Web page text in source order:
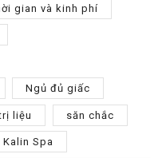
gian và kinh phí
Ngủ đủ giấc
liệu săn chắc
Spa